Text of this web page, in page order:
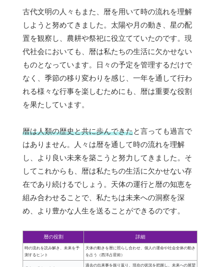
古代文明の人々もまた、暦を用いて時の流れを理解
しようと努めてきました。太陽や月の動き、星の配
置を観察し、農耕や祭祀に役立てていたのです。現
代社会においても、暦は私たちの生活に欠かせない
ものとなっています。日々の予定を管理するだけで
なく、季節の移り変わりを感じ、一年を通して行わ
れる様々な行事を楽しむためにも、暦は重要な役割
を果たしています。
暦は人類の歴史と共に歩んできたと言っても過言で
はありません。人々は暦を通して時の流れを理解
し、より良い未来を築こうと努力してきました。そ
してこれからも、暦は私たちの生活に欠かせない存
在であり続けるでしょう。天体の運行と暦の知恵を
組み合わせることで、私たちは未来への洞察を深
め、より豊かな人生を送ることができるのです。
暦の役割 詳細
時の流れを読み解き、未来を予
測するヒント
天体の動きを暦に照らし合わせ、個人の運命や社会全体の動き
を占う（西洋占星術）
過去の出来事を振り返り、現在の状況を把握し、未来への展望